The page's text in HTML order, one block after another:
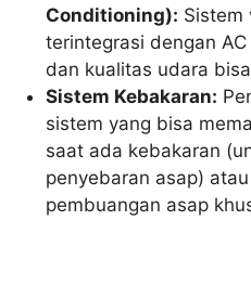
Conditioning): Sistem
terintegrasi dengan
dan kualitas udara
Sistem Kebakaran:
sistem yang bisa
saat ada kebakaran
penyebaran asap)
pembuangan asap